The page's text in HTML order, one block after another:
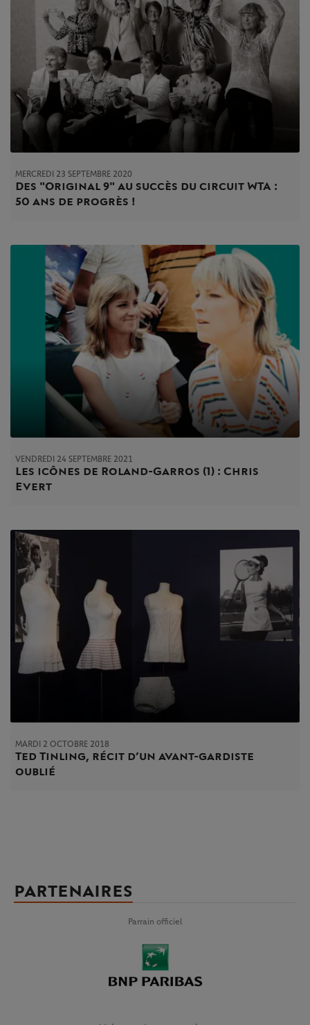
MERCREDI 23 SEPTEMBRE 2020
Des "Original 9" au succès du circuit WTA :
50 ans de progrès !
VENDREDI 24 SEPTEMBRE 2021
Les icônes de Roland-Garros (1) : Chris
Evert
MARDI 2 OCTOBRE 2018
Ted Tinling, récit d’un avant-gardiste
oublié
PARTENAIRES
Parrain officiel